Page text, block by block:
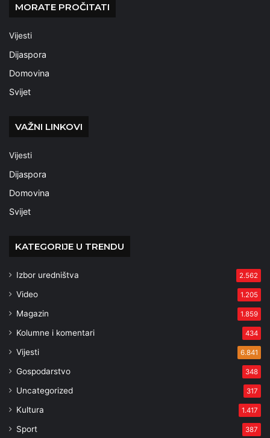
MORATE PROČITATI
Vijesti
Dijaspora
Domovina
Svijet
VAŽNI LINKOVI
Vijesti
Dijaspora
Domovina
Svijet
KATEGORIJE U TRENDU
Izbor uredništva 2.562
Video 1.205
Magazin 1.859
Kolumne i komentari 434
Vijesti 6.841
Gospodarstvo 348
Uncategorized 317
Kultura 1.417
Sport 387